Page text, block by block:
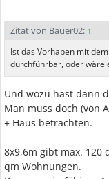
Zitat von Bauer02: ↑
Ist das Vorhaben mit
durchführbar, oder wäre
Und wozu hast dann
Man muss doch (von
+ Haus betrachten.
8x9,6m gibt max. 120
qm Wohnungen.